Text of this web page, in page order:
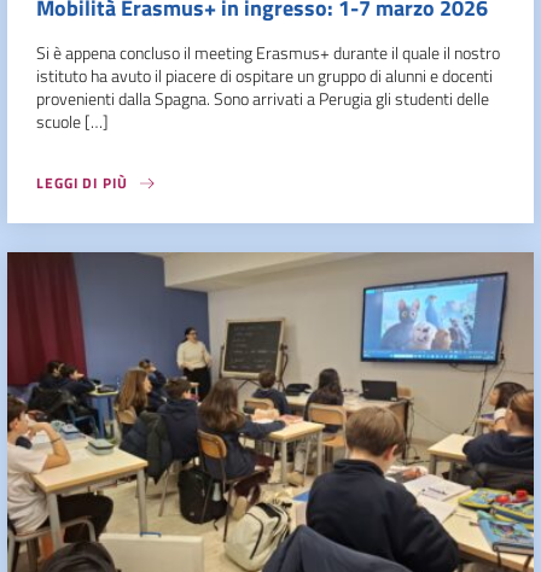
Mobilità Erasmus+ in ingresso: 1-7 marzo 2026
Si è appena concluso il meeting Erasmus+ durante il quale il nostro
istituto ha avuto il piacere di ospitare un gruppo di alunni e docenti
provenienti dalla Spagna. Sono arrivati a Perugia gli studenti delle
scuole […]
LEGGI DI PIÙ